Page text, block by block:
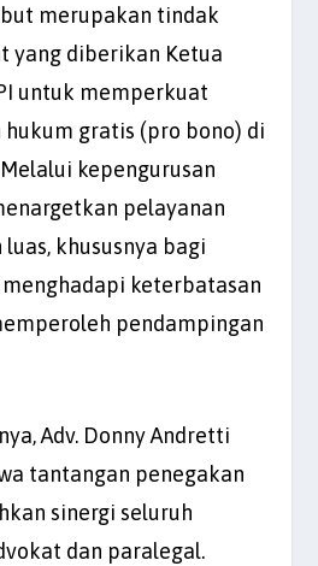
merupakan tindak
yang diberikan Ketua
untuk memperkuat
gratis (pro bono) di
kepengurusan
pelayanan
khususnya bagi
keterbatasan
pendampingan
Adv. Donny Andretti
tantangan penegakan
sinergi seluruh
dan paralegal.